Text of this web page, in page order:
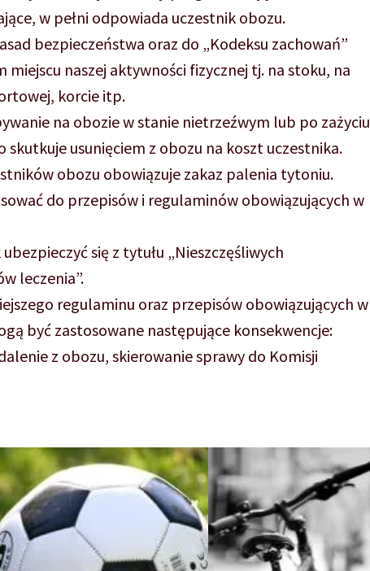
w pełni odpowiada uczestnik obozu.
bezpieczeństwa oraz do „Kodeksu zachowań”
miejscu naszej aktywności fizycznej tj. na stoku, na
korcie itp.
na obozie w stanie nietrzeźwym lub po zażyciu
skutkuje usunięciem z obozu na koszt uczestnika.
obozu obowiązuje zakaz palenia tytoniu.
do przepisów i regulaminów obowiązujących w
się z tytułu „Nieszczęśliwych
leczenia”.
regulaminu oraz przepisów obowiązujących w
być zastosowane następujące konsekwencje:
z obozu, skierowanie sprawy do Komisji